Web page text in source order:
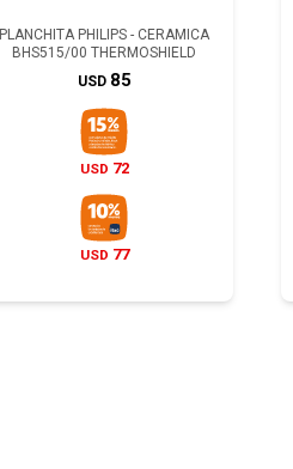
PLANCHITA PHILIPS - CERAMICA
BHS515/00 THERMOSHIELD
USD 85
USD 72
USD 77